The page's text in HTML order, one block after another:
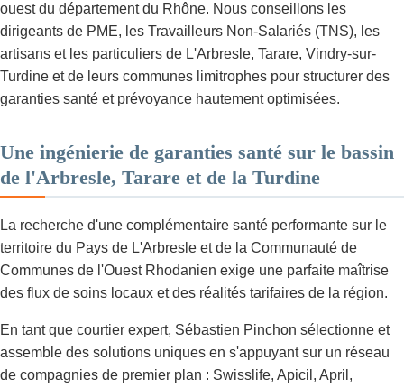
ouest du département du Rhône. Nous conseillons les
dirigeants de PME, les Travailleurs Non-Salariés (TNS), les
artisans et les particuliers de L'Arbresle, Tarare, Vindry-sur-
Turdine et de leurs communes limitrophes pour structurer des
garanties santé et prévoyance hautement optimisées.
Une ingénierie de garanties santé sur le bassin
de l'Arbresle, Tarare et de la Turdine
La recherche d'une complémentaire santé performante sur le
territoire du Pays de L'Arbresle et de la Communauté de
Communes de l'Ouest Rhodanien exige une parfaite maîtrise
des flux de soins locaux et des réalités tarifaires de la région.
En tant que courtier expert, Sébastien Pinchon sélectionne et
assemble des solutions uniques en s'appuyant sur un réseau
de compagnies de premier plan : Swisslife, Apicil, April,